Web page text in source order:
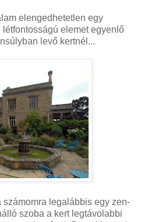
elengedhetetlen egy
elemet egyenlő
levő kertnél...
számomra legalábbis egy zen-
szoba a kert legtávolabbi